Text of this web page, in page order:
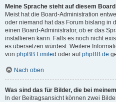
Meine Sprache steht auf diesem
Meist hat die Board-Administration
oder niemand hat das Forum bislang in
einen Board-Administrator, ob er das
installieren kann. Falls es noch nicht
es übersetzen würdest. Weitere
von phpBB Limited oder aufphpBB.de
Nach oben
Was sind das für Bilder, die bei
In der Beitragsansicht können zwei